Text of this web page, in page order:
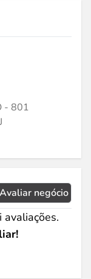
- 801
Avaliar negócio
avaliações.